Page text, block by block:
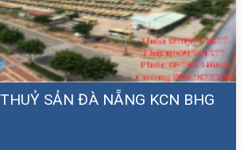
SẢN ĐÀ NẴNG KCN BHG